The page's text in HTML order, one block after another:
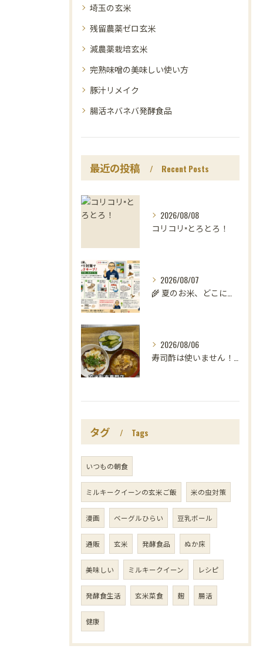
埼玉の玄米
残留農薬ゼロ玄米
減農薬栽培玄米
完熟味噌の美味しい使い方
豚汁リメイク
腸活ネバネバ発酵食品
最近の投稿 Recent Posts
2026/08/08
コリコリ×とろとろ！
2026/08/07
2026/08/06
タグ Tags
いつもの朝食
ミルキークイーンの玄米ご飯 米の虫対策
漫画 ベーグルひらい 豆乳ボール
通販 玄米 発酵食品 ぬか床
美味しい ミルキークイーン レシピ
発酵食生活 玄米菜食 麹 腸活
健康